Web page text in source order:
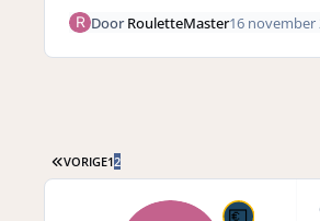
DoorRouletteMaster16 november
EERSTE PAGINA
VORIGE12